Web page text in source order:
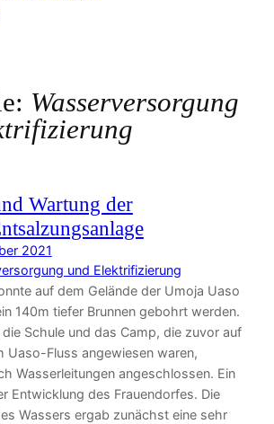
Wasserversorgung
Wartung der
2021
und Elektrifizierung
auf dem Gelände der Umoja Uaso
140m tiefer Brunnen gebohrt werden.
die Schule und das Camp, die zuvor auf
Uaso-Fluss angewiesen waren,
Wasserleitungen angeschlossen. Ein
Entwicklung des Frauendorfes. Die
Wassers ergab zunächst eine sehr